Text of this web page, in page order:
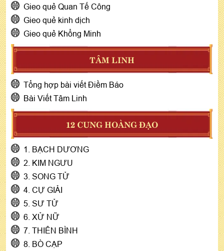
Gieo quẻ Quan Tế Công
Gieo quẻ kinh dịch
Gieo quẻ Khổng Minh
TÂM LINH
Tổng hợp bài viết Điềm Báo
Bài Viết Tâm Linh
12 CUNG HOÀNG ĐẠO
1. BẠCH DƯƠNG
2. KIM NGƯU
3. SONG TỬ
4. CỰ GIẢI
5. SƯ TỬ
6. XỬ NỮ
7. THIÊN BÌNH
8. BÒ CẠP